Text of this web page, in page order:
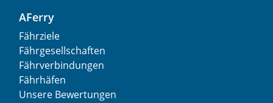
AFerry
Fährziele
Fährgesellschaften
Fährverbindungen
Fährhäfen
Unsere Bewertungen